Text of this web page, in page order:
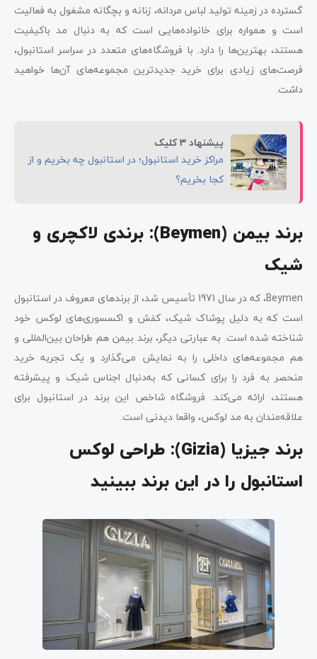
گسترده در زمینه تولید لباس مردانه، زنانه و بچگانه مشغول به فعالیت
است و همواره برای خانواده‌هایی است که به دنبال مد باکیفیت
هستند، بهترین‌ها را دارد. با فروشگاه‌های متعدد در سراسر استانبول،
فرصت‌های زیادی برای خرید جدیدترین مجموعه‌های آن‌ها خواهید
داشت.
پیشنهاد 3 کلیک
مراکز خرید استانبول؛ در استانبول چه بخریم و از
کجا بخریم؟
برند بیمن (Beymen): برندی لاکچری و
شیک
Beymen، که در سال 1971 تأسیس شد، از برندهای معروف در استانبول
است که به دلیل پوشاک شیک، کفش و اکسسوری‌های لوکس خود
شناخته شده است. به عبارتی دیگر، برند بیمن هم طراحان بین‌المللی و
هم مجموعه‌های داخلی را به نمایش می‌گذارد و یک تجربه خرید
منحصر به فرد را برای کسانی که به‌دنبال اجناس شیک و پیشرفته
هستند، ارائه می‌کند. فروشگاه شاخص این برند در استانبول برای
علاقه‌مندان به مد لوکس، واقعا دیدنی است.
برند جیزیا (Gizia): طراحی لوکس
استانبول را در این برند ببینید